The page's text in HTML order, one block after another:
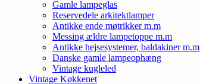
Gamle lampeglas
Reservedele arkitektlamper
Antikke ende møtrikker m.m
Messing ældre lampetoppe m.m
Antikke hejsesystemer, baldakiner m.m
Danske gamle lampeophæng
Vintage kugleled
Vintage Køkkenet